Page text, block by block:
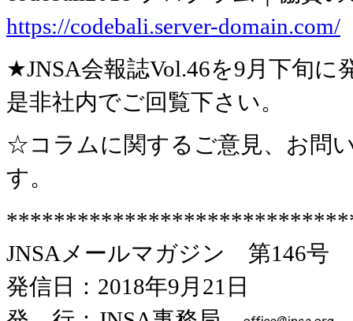
https://codebali.server-domain.com/
★JNSA会報誌Vol.46を9月下旬
是非社内でご回覧下さい。
☆コラムに関するご意見、お問
す。
JNSAメールマガジン 第146号
発信日：2018年9月21日